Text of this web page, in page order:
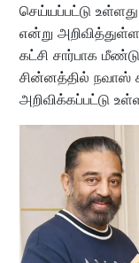
செய்யப்பட்டு
என்று
கட்சி சார்பாக
சின்னத்தில் நவாஸ்
அறிவிக்கப்பட்டு